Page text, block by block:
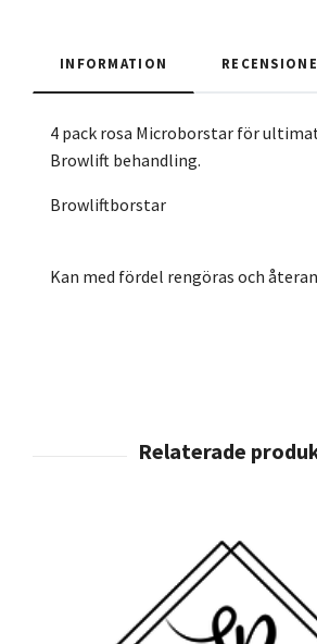
INFORMATION
4 pack rosa Microborstar för
Browlift behandling.
Browliftborstar
Kan med fördel rengöras och